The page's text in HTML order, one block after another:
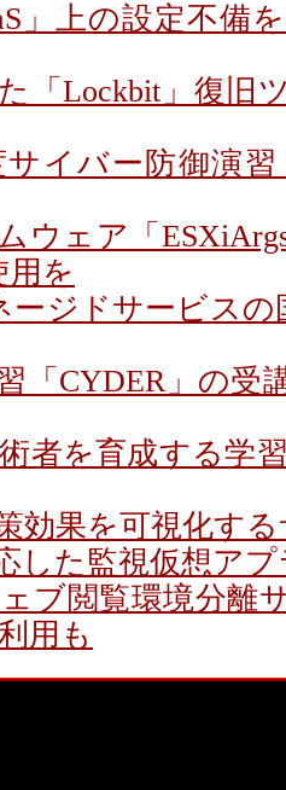
」上の設定不備
「Lockbit」復旧
サイバー防御演
ウェア「
用を
ージドサービス
「CYDER」の受
者を育成する学
効果を可視化す
した監視仮想ア
ブ閲覧環境分離
用も